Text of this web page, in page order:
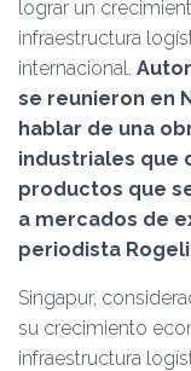
lograr un
infraestructura
internacional.
se reunieron en
hablar de una
industriales que
productos que
a mercados de
periodista
Singapur,
su crecimiento
infraestructura